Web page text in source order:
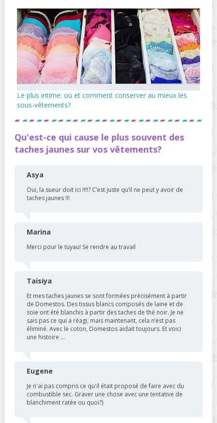
Le plus intime: où et comment conserver au mieux les
sous-vêtements?
Qu'est-ce qui cause le plus souvent des
taches jaunes sur vos vêtements?
Asya
Oui, la sueur doit ici !!!!? C’est juste qu’il ne peut y avoir de
taches jaunes !!!
Marina
Merci pour le tuyau! Se rendre au travail
Taisiya
Et mes taches jaunes se sont formées précisément à partir
de Domestos. Des tissus blancs composés de laine et de
soie ont été blanchis à partir des taches de thé noir. Je ne
sais pas ce qui a réagi, mais maintenant, cela n’est pas
éliminé. Avec le coton, Domestos aidait toujours. Et voici
une histoire ...
Eugene
Je n'ai pas compris ce qu'il était proposé de faire avec du
combustible sec. Graver une chose avec une tentative de
blanchiment ratée ou quoi?)